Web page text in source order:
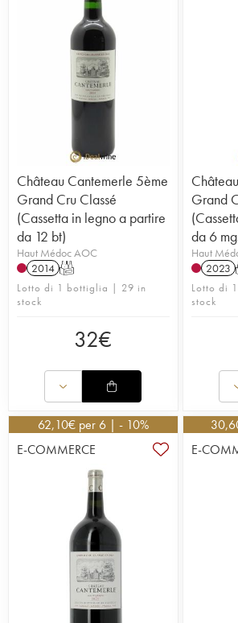
Château Cantemerle 5ème
Grand Cru Classé
(Cassetta in legno a partire
da 12 bt)
Haut Médoc AOC
2014 T
Lotto di 1 bottiglia | 29 in
stock
32€
Grand
da 6
Haut
2023
Lotto di
stock
62,10€ per 6 | - 10%
E-COMMERCE
E-